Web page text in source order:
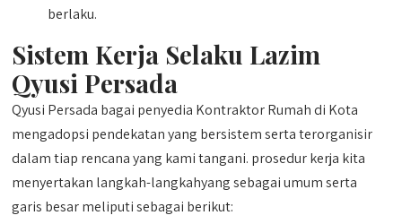
berlaku.
Sistem Kerja Selaku Lazim
Qyusi Persada
Qyusi Persada bagai penyedia Kontraktor Rumah di Kota
mengadopsi pendekatan yang bersistem serta terorganisir
dalam tiap rencana yang kami tangani. prosedur kerja kita
menyertakan langkah-langkahyang sebagai umum serta
garis besar meliputi sebagai berikut: